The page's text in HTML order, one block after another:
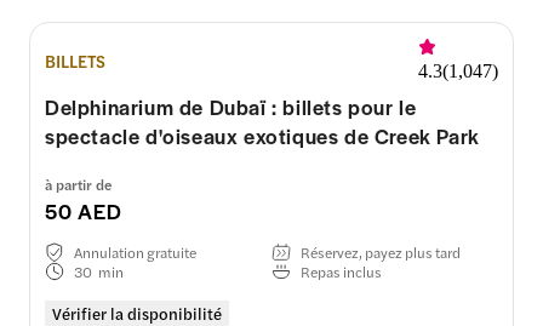
BILLETS 4.3(1,047)
Delphinarium de Dubaï : billets pour le
spectacle d'oiseaux exotiques de Creek Park
à partir de
50 AED
Vérifier la disponibilité
Annulation gratuite
Réservez, payez plus tard
30 min
Repas inclus